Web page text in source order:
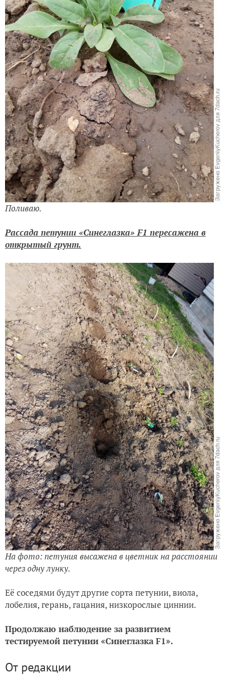
Поливаю.
Рассада петунии «Синеглазка» F1 пересажена в
открытый грунт.
На фото: петуния высажена в цветник на расстоянии
через одну лунку.
Её соседями будут другие сорта петунии, виола,
лобелия, герань, гацания, низкорослые циннии.
Продолжаю наблюдение за развитием
тестируемой петунии «Синеглазка F1».
От редакции